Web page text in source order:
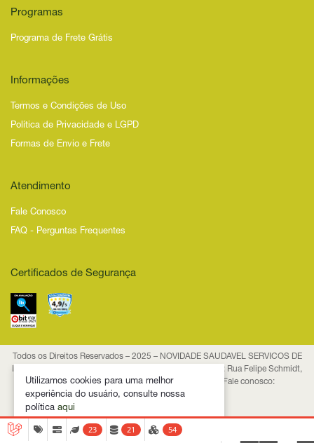
Programas
Programa de Frete Grátis
Informações
Termos e Condições de Uso
Política de Privacidade e LGPD
Formas de Envio e Frete
Atendimento
Fale Conosco
FAQ - Perguntas Frequentes
Certificados de Segurança
Todos os Direitos Reservados – 2025 – NOVIDADE SAUDAVEL SERVICOS DE
INTERNET LTDA - CNPJ 53.474.116/0001-29 Endereço: Rua Felipe Schmidt,
835, Centro, CEP 88.010-001, Florianópolis/SC Fale conosco:
contato@novidadesaudavel.com.br
Utilizamos cookies para uma melhor
experiência do usuário, consulte nossa
política aqui
Ok. Eu entendi
23 21 54